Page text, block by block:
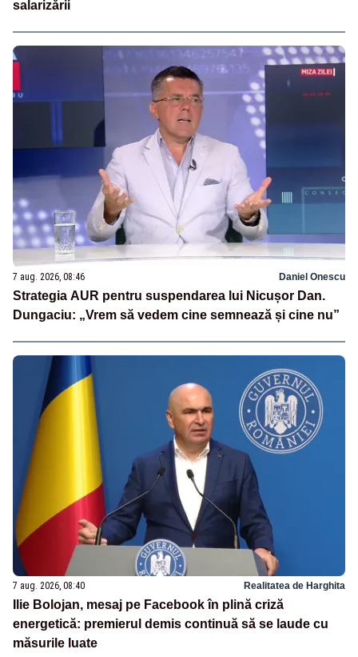
salarizării
7 aug. 2026, 08:46 Daniel Onescu
Strategia AUR pentru suspendarea lui Nicușor Dan.
Dungaciu: „Vrem să vedem cine semnează și cine nu”
7 aug. 2026, 08:40 Realitatea de Harghita
Ilie Bolojan, mesaj pe Facebook în plină criză
energetică: premierul demis continuă să se laude cu
măsurile luate